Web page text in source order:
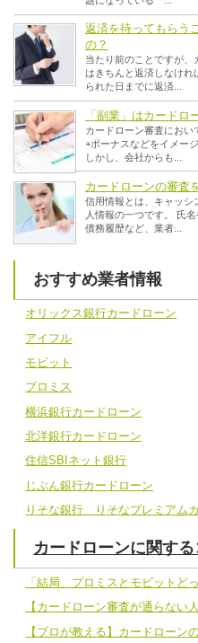
返済を待ってもらう
の？
当たり前のことですが、
はきちんと返済しなけれ
られた日までに返済...
「副業」はカードロ
カードローン審査におい
+ボーナスなどをイメー
しかし、会社からも...
カードローンの審査
信用情報とは、キャッシ
人情報の一つです。 氏
債務履歴など、業者...
おすすめ業者情報
オリックス銀行カードローン
アイフル
モビット
プロミス
横浜銀行カードローン
北洋銀行カードローン
住信SBIネット銀行
じぶん銀行カードローン
りそな銀行 りそなプレミアム
カードローンに関す
「結局、プロミスとモビットど
【カードローン審査が通らな
【プロが教える】カードローン